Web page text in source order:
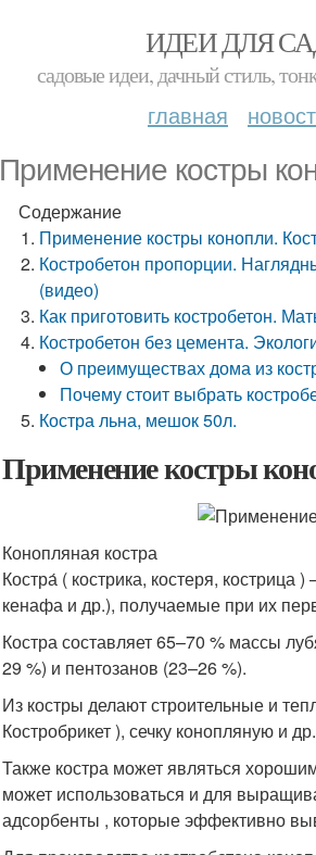
ИДЕИ ДЛЯ
садовые идеи, дачный стиль,
главная
Применение костры
Содержание
Применение костры конопли.
Костробетон пропорции.
(видео)
Как приготовить костробетон.
Костробетон без цемента.
О преимуществах дома из
Почему стоит выбрать
Костра льна, мешок 50л.
Применение костры
Конопляная костра
Костра́ ( кострика, костеря,
кенафа и др.), получаемые при их
Костра составляет 65–70 % массы
29 %) и пентозанов (23–26 %).
Из костры делают строительные и
Костробрикет ), сечку конопляную и др.
Также костра может являться
может использоваться и для
адсорбенты , которые эффективно